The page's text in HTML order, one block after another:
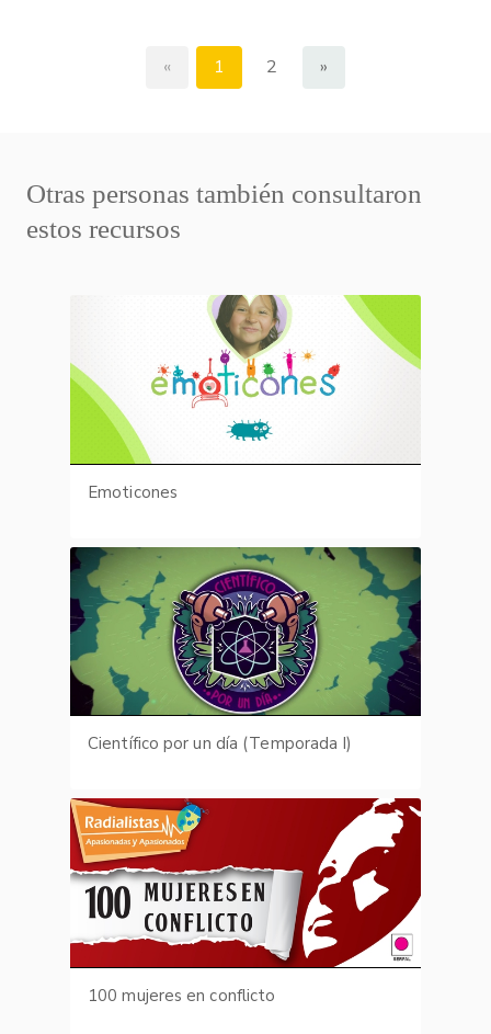
« 1 2 »
Otras personas también consultaron
estos recursos
Emoticones
Científico por un día (Temporada I)
100 mujeres en conflicto